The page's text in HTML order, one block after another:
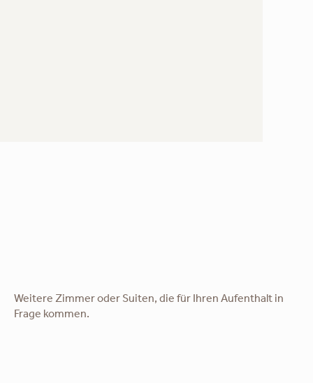
Weitere Zimmer oder Suiten, die für Ihren Aufenthalt in
Frage kommen.